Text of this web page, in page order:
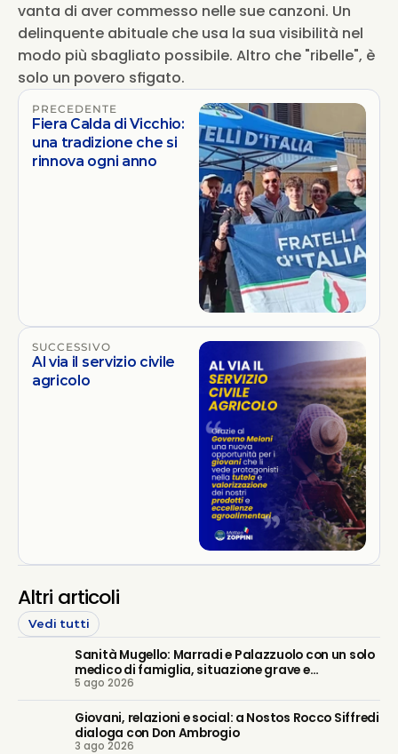
vanta di aver commesso nelle sue canzoni. Un
delinquente abituale che usa la sua visibilità nel
modo più sbagliato possibile. Altro che "ribelle", è
solo un povero sfigato.
PRECEDENTE
Fiera Calda di Vicchio:
una tradizione che si
rinnova ogni anno
SUCCESSIVO
Al via il servizio civile
agricolo
Altri articoli
Vedi tutti
Sanità Mugello: Marradi e Palazzuolo con un solo
medico di famiglia, situazione grave e
prevedibile. Regione intervenga
5 ago 2026
Giovani, relazioni e social: a Nostos Rocco Siffredi
dialoga con Don Ambrogio
3 ago 2026